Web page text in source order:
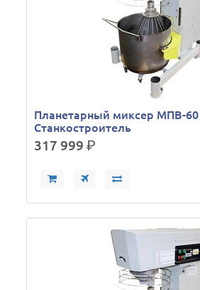
Планетарный миксер МПВ-
Станкостроитель
317 999р.